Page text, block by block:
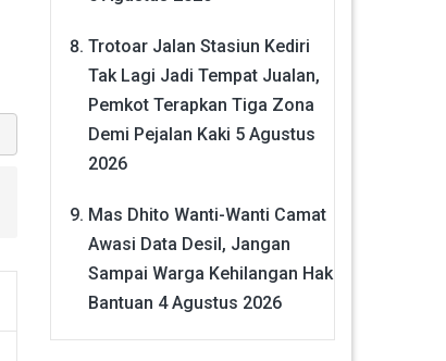
Trotoar Jalan Stasiun Kediri
Tak Lagi Jadi Tempat Jualan,
Pemkot Terapkan Tiga Zona
Demi Pejalan Kaki 5 Agustus
2026
Mas Dhito Wanti-Wanti Camat
Awasi Data Desil, Jangan
Sampai Warga Kehilangan Hak
Bantuan 4 Agustus 2026